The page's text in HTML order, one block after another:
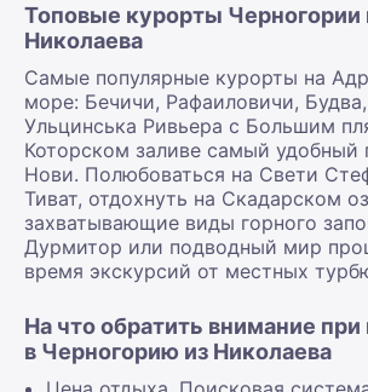
Топовые курорты Черногории
Николаева
Самые популярные курорты на
море: Бечичи, Рафаиловичи,
Ульцинська Ривьера с Большим
Которском заливе самый удобный
Нови. Полюбоваться на Свети
Тиват, отдохнуть на Скадарском
захватывающие виды горного
Дурмитор или подводный мир
время экскурсий от местных
На что обратить внимание при
в Черногорию из Николаева